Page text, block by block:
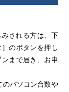
される方は、下
のボタンを押し
まで届き、お申
パソコン台数や